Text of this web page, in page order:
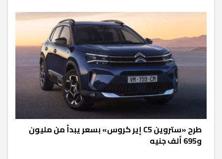
طرح «ستروين C5 إير كروس» بسعر يبدأ من مليون
و695 ألف جنيه